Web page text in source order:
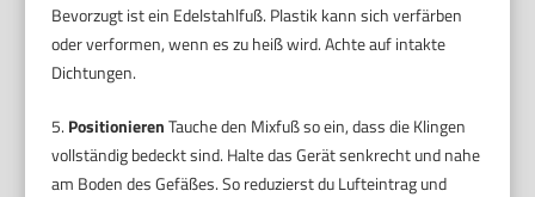
Bevorzugt ist ein Edelstahlfuß. Plastik kann sich verfärben
oder verformen, wenn es zu heiß wird. Achte auf intakte
Dichtungen.
5. PositionierenTauche den Mixfuß so ein, dass die Klingen
vollständig bedeckt sind. Halte das Gerät senkrecht und nahe
am Boden des Gefäßes. So reduzierst du Lufteintrag und